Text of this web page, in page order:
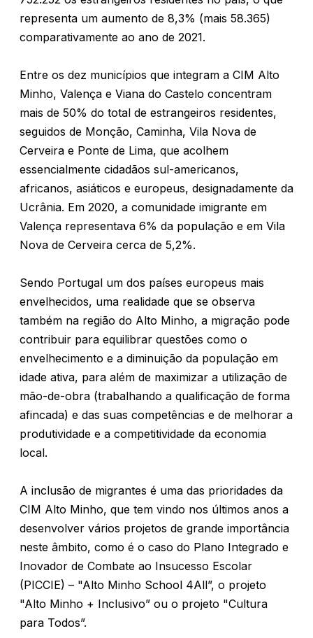
representa um aumento de 8,3% (mais 58.365)
comparativamente ao ano de 2021.
Entre os dez municípios que integram a CIM Alto
Minho, Valença e Viana do Castelo concentram
mais de 50% do total de estrangeiros residentes,
seguidos de Monção, Caminha, Vila Nova de
Cerveira e Ponte de Lima, que acolhem
essencialmente cidadãos sul-americanos,
africanos, asiáticos e europeus, designadamente da
Ucrânia. Em 2020, a comunidade imigrante em
Valença representava 6% da população e em Vila
Nova de Cerveira cerca de 5,2%.
Sendo Portugal um dos países europeus mais
envelhecidos, uma realidade que se observa
também na região do Alto Minho, a migração pode
contribuir para equilibrar questões como o
envelhecimento e a diminuição da população em
idade ativa, para além de maximizar a utilização de
mão-de-obra (trabalhando a qualificação de forma
afincada) e das suas competências e de melhorar a
produtividade e a competitividade da economia
local.
A inclusão de migrantes é uma das prioridades da
CIM Alto Minho, que tem vindo nos últimos anos a
desenvolver vários projetos de grande importância
neste âmbito, como é o caso do Plano Integrado e
Inovador de Combate ao Insucesso Escolar
(PICCIE) – "Alto Minho School 4All”, o projeto
"Alto Minho + Inclusivo” ou o projeto "Cultura
para Todos”.